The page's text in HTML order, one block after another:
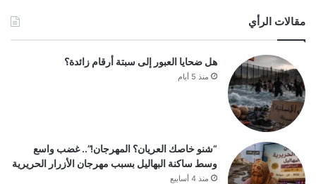
مقالات الرأي
هل ضحايا العبور إلى سبتة أرقام زائدة؟
منذ 5 أيام
“شنو خاصك العريان؟ المهرجان!”.. غضب واسع
وسط ساكنة البهاليل بسبب مهرجان الأزرار الحريرية
منذ 4 أسابيع